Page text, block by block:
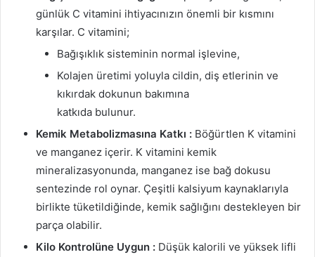
günlük C vitamini ihtiyacınızın önemli bir kısmını
karşılar. C vitamini;
Bağışıklık sisteminin normal işlevine,
Kolajen üretimi yoluyla cildin, diş etlerinin ve
kıkırdak dokunun bakımına
katkıda bulunur.
Kemik Metabolizmasına Katkı : Böğürtlen K vitamini
ve manganez içerir. K vitamini kemik
mineralizasyonunda, manganez ise bağ dokusu
sentezinde rol oynar. Çeşitli kalsiyum kaynaklarıyla
birlikte tüketildiğinde, kemik sağlığını destekleyen bir
parça olabilir.
Kilo Kontrolüne Uygun : Düşük kalorili ve yüksek lifli